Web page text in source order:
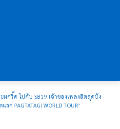
ยมกรี๊ด ไปกับ SB19 เจ้าของเพลงฮิตสุดปัง
ก PAGTATAG! WORLD TOUR’